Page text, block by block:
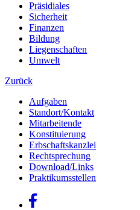
Präsidiales
Sicherheit
Finanzen
Bildung
Liegenschaften
Umwelt
Zurück
Aufgaben
Standort/Kontakt
Mitarbeitende
Konstituierung
Erbschaftskanzlei
Rechtsprechung
Download/Links
Praktikumsstellen